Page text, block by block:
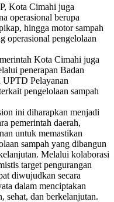
Kota Cimahi juga
operasional berupa
hingga motor sampah
operasional pengelolaan
Kota Cimahi juga
penerapan Badan
Pelayanan
pengelolaan sampah
ini diharapkan menjadi
pemerintah daerah,
untuk memastikan
sampah yang dibangun
Melalui kolaborasi
target pengurangan
diwujudkan secara
dalam menciptakan
sehat, dan berkelanjutan.